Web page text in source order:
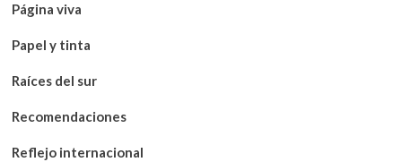
Página viva
Papel y tinta
Raíces del sur
Recomendaciones
Reflejo internacional